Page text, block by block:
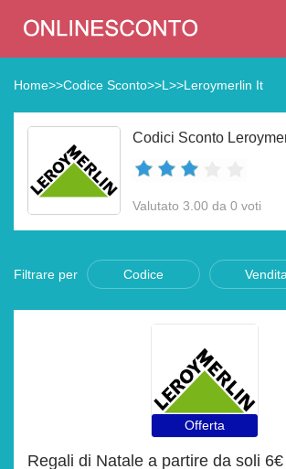
Home>>Codice Sconto>>L >>Leroymerlin It
Codici Sconto
Valutato 3.00 da 0 voti
Filtrare per Codice Vendita
Offerta
Regali di Natale a partire da soli 6€